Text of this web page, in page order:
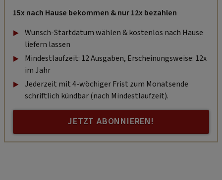
15x nach Hause bekommen & nur 12x bezahlen
Wunsch-Startdatum wählen & kostenlos nach Hause
liefern lassen
Mindestlaufzeit: 12 Ausgaben, Erscheinungsweise: 12x
im Jahr
Jederzeit mit 4-wöchiger Frist zum Monatsende
schriftlich kündbar (nach Mindestlaufzeit).
JETZT ABONNIEREN!